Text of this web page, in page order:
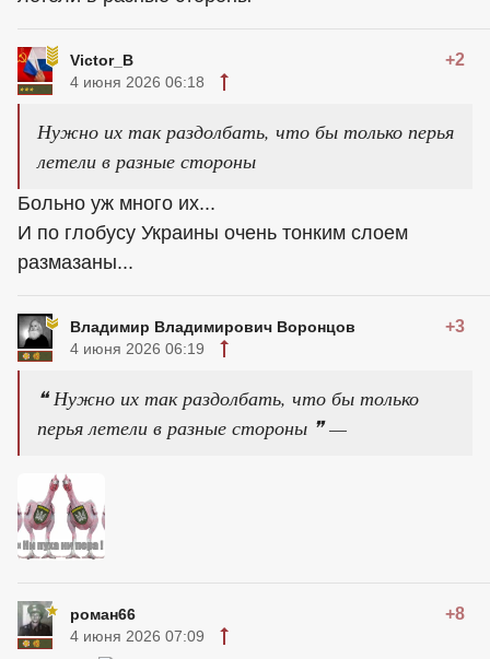
Victor_B +2
4 июня 2026 06:18
Нужно их так раздолбать, что бы только перья
летели в разные стороны
Больно уж много их...
И по глобусу Украины очень тонким слоем
размазаны...
Владимир Владимирович Воронцов +3
4 июня 2026 06:19
❝ Нужно их так раздолбать, что бы только
перья летели в разные стороны ❞ —
роман66 +8
4 июня 2026 07:09